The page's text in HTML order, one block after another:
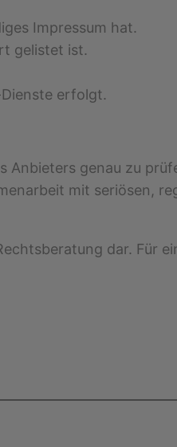
Impressum hat.
gelistet ist.
erfolgt.
Anbieters genau zu
mit seriösen,
dar. Für